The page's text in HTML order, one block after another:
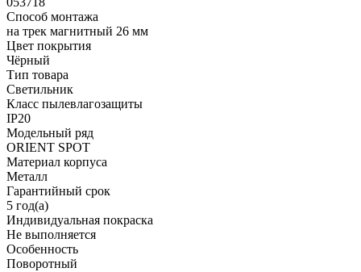
Способ монтажа
на трек магнитный 26 мм
Цвет покрытия
Чёрный
Тип товара
Светильник
Класс пылевлагозащиты
IP20
Модельный ряд
ORIENT SPOT
Материал корпуса
Металл
Гарантийный срок
5 год(а)
Индивидуальная покраска
Не выполняется
Особенность
Поворотный